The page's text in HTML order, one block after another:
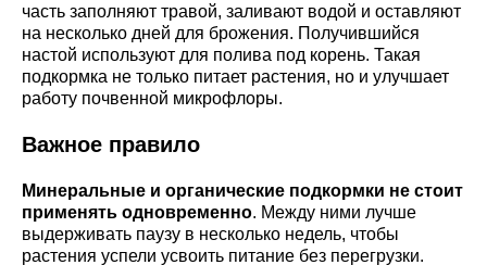
часть заполняют травой, заливают водой и оставляют
на несколько дней для брожения. Получившийся
настой используют для полива под корень. Такая
подкормка не только питает растения, но и улучшает
работу почвенной микрофлоры.
Важное правило
Минеральные и органические подкормки не стоит
применять одновременно. Между ними лучше
выдерживать паузу в несколько недель, чтобы
растения успели усвоить питание без перегрузки.